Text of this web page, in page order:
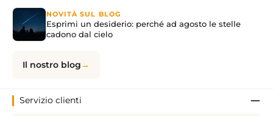
NOVITÀ SUL BLOG
Esprimi un desiderio: perché ad agosto le stelle
cadono dal cielo
Il nostro blog
Servizio clienti